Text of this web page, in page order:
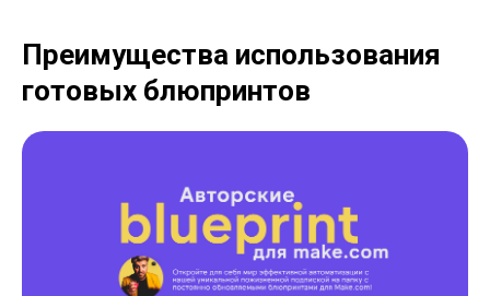
Преимущества использования
готовых блюпринтов